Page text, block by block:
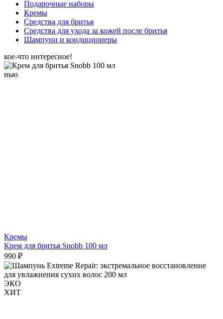
Подарочные наборы
Кремы
Средства для бритья
Средства для ухода за кожей после бритья
Шампуни и кондиционеры
кое-что интересное!
нью
Кремы
Крем для бритья Snobb 100 мл
990 ₽
ЭКО
ХИТ